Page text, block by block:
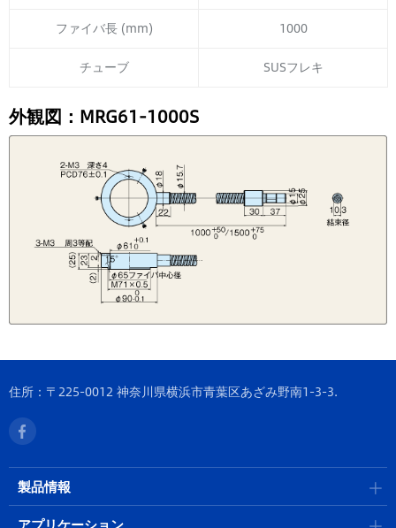
ファイバ長 (mm)
1000
チューブ
SUSフレキ
外観図：MRG61-1000S
住所：〒225-0012 神奈川県横浜市青葉区あざみ野南1-3-3.
製品情報